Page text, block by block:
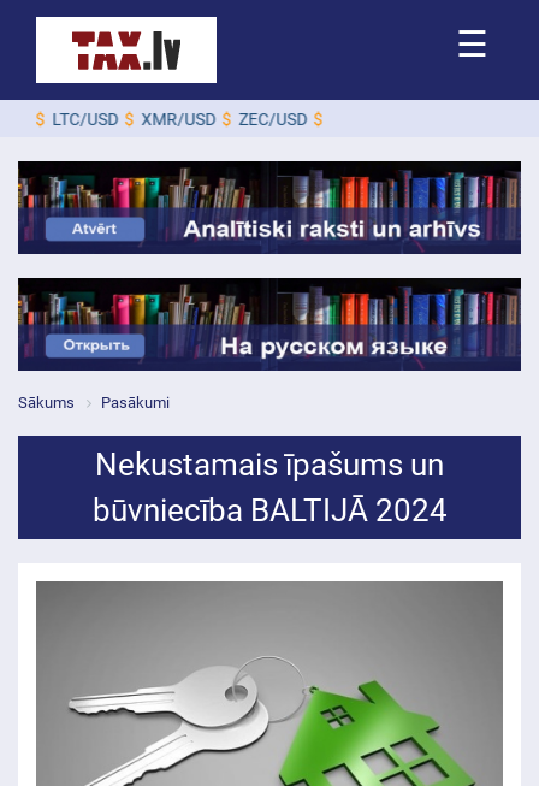
☰
LTC/USD$ XMR/USD$ ZEC/USD$
Sākums Pasākumi
Nekustamais īpašums un
būvniecība BALTIJĀ 2024